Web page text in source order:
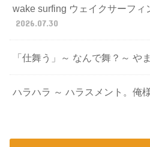
wake surfing ウェイクサーフィ
2026.07.30
「仕舞う」～ なんで舞？～ や
ハラハラ ～ ハラスメント。俺